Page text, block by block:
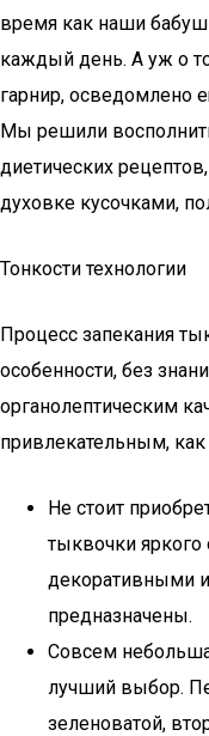
время как наши
каждый день. А уж о
гарнир, осведомлено
Мы решили
диетических
духовке кусочками,
Тонкости технологии
Процесс запекания
особенности, без
органолептическим
привлекательным,
Не стоит
тыквочки
декоративными
предназначены.
Совсем
лучший выбор.
зеленоватой,